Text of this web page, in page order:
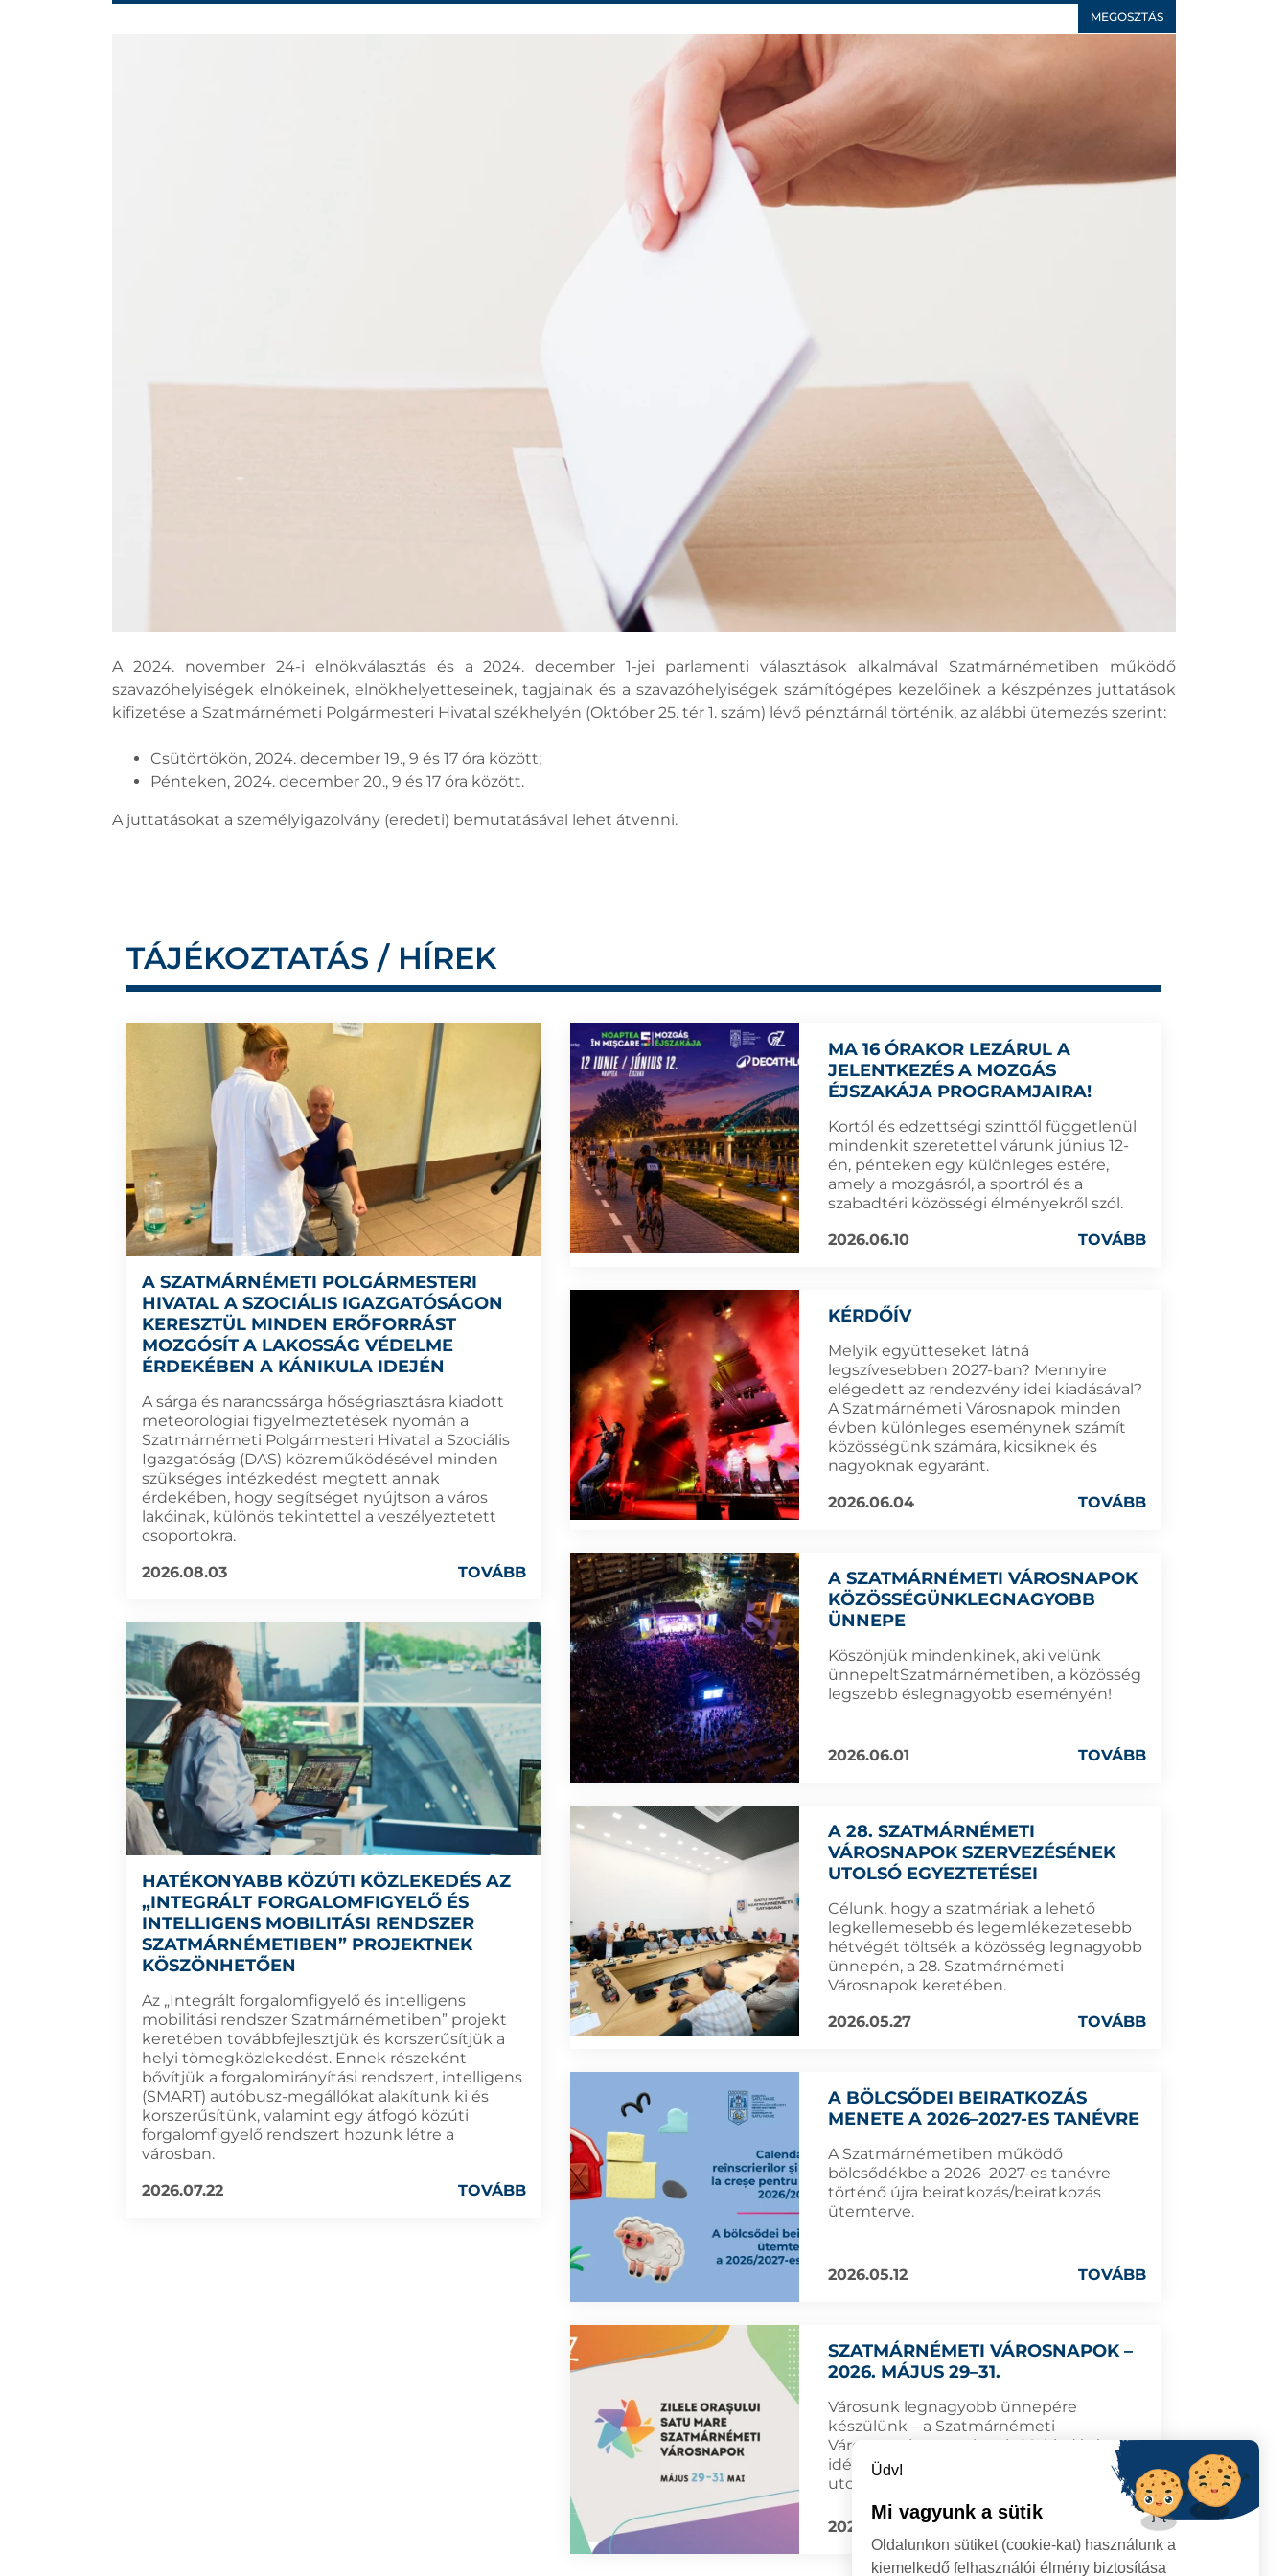
MEGOSZTÁS
A 2024. november 24-i elnökválasztás és a 2024. december 1-jei parlamenti választások alkalmával Szatmárnémetiben működő
szavazóhelyiségek elnökeinek, elnökhelyetteseinek, tagjainak és a szavazóhelyiségek számítógépes kezelőinek a készpénzes juttatások
kifizetése a Szatmárnémeti Polgármesteri Hivatal székhelyén (Október 25. tér 1. szám) lévő pénztárnál történik, az alábbi ütemezés szerint:
Csütörtökön, 2024. december 19., 9 és 17 óra között;
Pénteken, 2024. december 20., 9 és 17 óra között.
A juttatásokat a személyigazolvány (eredeti) bemutatásával lehet átvenni.
TÁJÉKOZTATÁS / HÍREK
A SZATMÁRNÉMETI POLGÁRMESTERI
HIVATAL A SZOCIÁLIS IGAZGATÓSÁGON
KERESZTÜL MINDEN ERŐFORRÁST
MOZGÓSÍT A LAKOSSÁG VÉDELME
ÉRDEKÉBEN A KÁNIKULA IDEJÉN
A sárga és narancssárga hőségriasztásra kiadott
meteorológiai figyelmeztetések nyomán a
Szatmárnémeti Polgármesteri Hivatal a Szociális
Igazgatóság (DAS) közreműködésével minden
szükséges intézkedést megtett annak
érdekében, hogy segítséget nyújtson a város
lakóinak, különös tekintettel a veszélyeztetett
csoportokra.
2026.08.03
TOVÁBB
HATÉKONYABB KÖZÚTI KÖZLEKEDÉS AZ
„INTEGRÁLT FORGALOMFIGYELŐ ÉS
INTELLIGENS MOBILITÁSI RENDSZER
SZATMÁRNÉMETIBEN” PROJEKTNEK
KÖSZÖNHETŐEN
Az „Integrált forgalomfigyelő és intelligens
mobilitási rendszer Szatmárnémetiben” projekt
keretében továbbfejlesztjük és korszerűsítjük a
helyi tömegközlekedést. Ennek részeként
bővítjük a forgalomirányítási rendszert, intelligens
(SMART) autóbusz-megállókat alakítunk ki és
korszerűsítünk, valamint egy átfogó közúti
forgalomfigyelő rendszert hozunk létre a
városban.
2026.07.22
TOVÁBB
MA 16 ÓRAKOR LEZÁRUL A
JELENTKEZÉS A MOZGÁS
ÉJSZAKÁJA PROGRAMJAIRA!
Kortól és edzettségi szinttől függetlenül
mindenkit szeretettel várunk június 12-
én, pénteken egy különleges estére,
amely a mozgásról, a sportról és a
szabadtéri közösségi élményekről szól.
2026.06.10
TOVÁBB
KÉRDŐÍV
Melyik együtteseket látná
legszívesebben 2027-ban? Mennyire
elégedett az rendezvény idei kiadásával?
A Szatmárnémeti Városnapok minden
évben különleges eseménynek számít
közösségünk számára, kicsiknek és
nagyoknak egyaránt.
2026.06.04
TOVÁBB
A SZATMÁRNÉMETI VÁROSNAPOK
KÖZÖSSÉGÜNKLEGNAGYOBB
ÜNNEPE
Köszönjük mindenkinek, aki velünk
ünnepeltSzatmárnémetiben, a közösség
legszebb éslegnagyobb eseményén!
2026.06.01 TOVÁBB
A 28. SZATMÁRNÉMETI
VÁROSNAPOK SZERVEZÉSÉNEK
UTOLSÓ EGYEZTETÉSEI
Célunk, hogy a szatmáriak a lehető
legkellemesebb és legemlékezetesebb
hétvégét töltsék a közösség legnagyobb
ünnepén, a 28. Szatmárnémeti
Városnapok keretében.
2026.05.27
TOVÁBB
A BÖLCSŐDEI BEIRATKOZÁS
MENETE A 2026–2027-ES TANÉVRE
A Szatmárnémetiben működő
bölcsődékbe a 2026–2027-es tanévre
történő újra beiratkozás/beiratkozás
ütemterve.
2026.05.12 TOVÁBB
SZATMÁRNÉMETI VÁROSNAPOK –
2026. MÁJUS 29–31.
Városunk legnagyobb ünnepére
készülünk – a Szatmárnémeti
Városnapokra, amelynek 28. kiadására
idén 2026. május 29–31. között, a hónap
utolsó hétvégéjén kerül sor.
2026.05.11 TOVÁBB
Üdv!
Mi vagyunk a sütik
Oldalunkon sütiket (cookie-kat) használunk a
kiemelkedő felhasználói élmény biztosítása